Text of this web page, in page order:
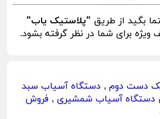
بگید از طریق "پلاستیک یاب"
برای شما در نظر گرفته بشود.
دست دوم , دستگاه آسیاب سبد
دستگاه آسیاب شمشیری , فروش